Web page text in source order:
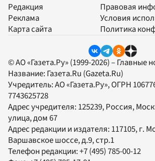
Редакция
Реклама
Карта сайта
Правовая
Условия
Политика
© АО «Газета.Ру» (1999-2026) – Главные
Название: Газета.Ru (Gazeta.Ru)
Учредитель:АО «Газета.Ру», ОГРН
7743625728
Адрес учредителя: 125239, Россия,
улица, дом 67
Адрес редакции и издателя: 117105, г.
Варшавское шоссе, д.9, стр.1
Телефон редакции:+7 (495) 785-00-12